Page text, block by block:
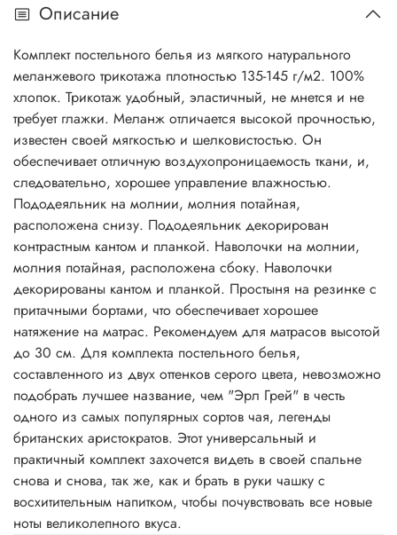
Описание
Комплект постельного белья из мягкого натурального
меланжевого трикотажа плотностью 135-145 г/м2. 100%
хлопок. Трикотаж удобный, эластичный, не мнется и не
требует глажки. Меланж отличается высокой прочностью,
известен своей мягкостью и шелковистостью. Он
обеспечивает отличную воздухопроницаемость ткани, и,
следовательно, хорошее управление влажностью.
Пододеяльник на молнии, молния потайная,
расположена снизу. Пододеяльник декорирован
контрастным кантом и планкой. Наволочки на молнии,
молния потайная, расположена сбоку. Наволочки
декорированы кантом и планкой. Простыня на резинке с
притачными бортами, что обеспечивает хорошее
натяжение на матрас. Рекомендуем для матрасов высотой
до 30 см. Для комплекта постельного белья,
составленного из двух оттенков серого цвета, невозможно
подобрать лучшее название, чем "Эрл Грей" в честь
одного из самых популярных сортов чая, легенды
британских аристократов. Этот универсальный и
практичный комплект захочется видеть в своей спальне
снова и снова, так же, как и брать в руки чашку с
восхитительным напитком, чтобы почувствовать все новые
ноты великолепного вкуса.